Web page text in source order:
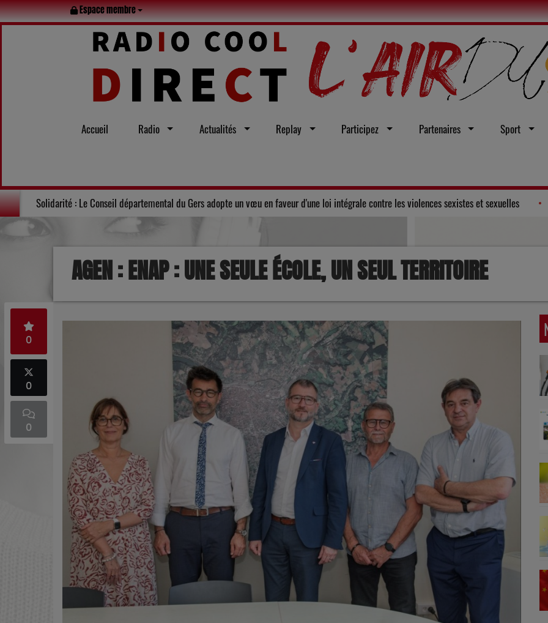
Espace membre
Accueil Radio Actualités Replay Participez Partenaires Sport
: le Lot en famille tout l’été Solidarité : Le Conseil départemental du Gers adopte un vœu en faveur d'une loi intégrale contre les
AGEN : ENAP : UNE SEULE ÉCOLE, UN SEUL TERRITOIRE
0
0
0